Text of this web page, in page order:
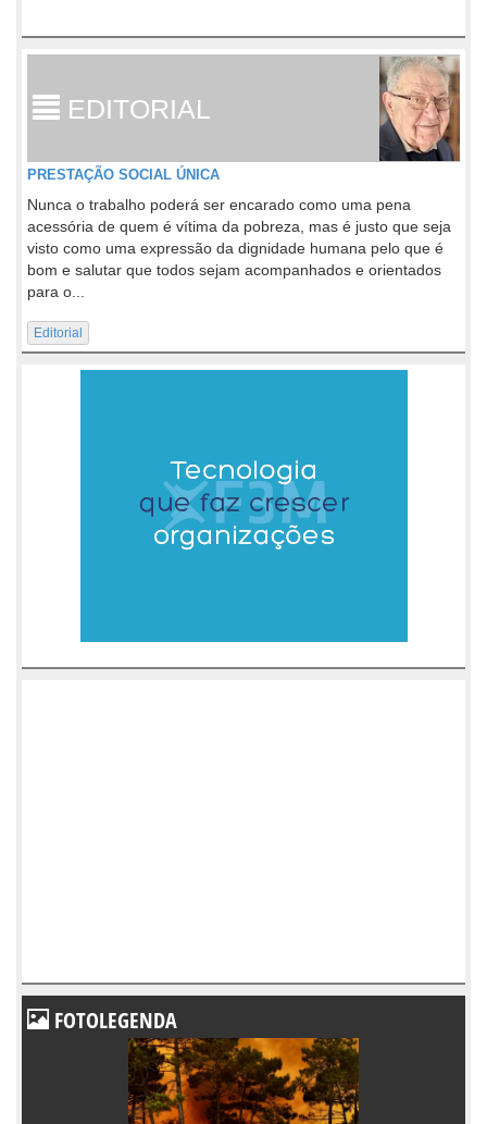
EDITORIAL
PRESTAÇÃO SOCIAL ÚNICA
Nunca o trabalho poderá ser encarado como uma pena
acessória de quem é vítima da pobreza, mas é justo que seja
visto como uma expressão da dignidade humana pelo que é
bom e salutar que todos sejam acompanhados e orientados
para o...
Editorial
FOTOLEGENDA